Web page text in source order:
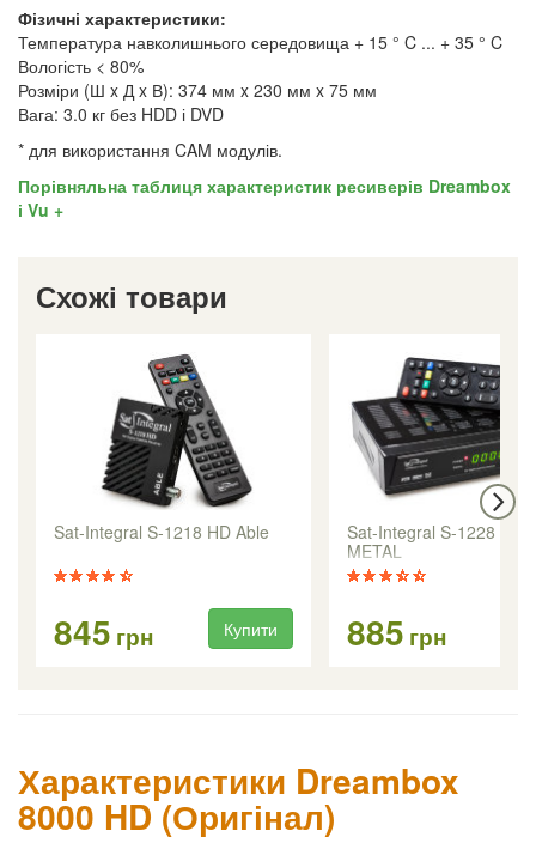
Фізичні характеристики:
Температура навколишнього середовища + 15 ° C ... + 35 ° C
Вологість < 80%
Розміри (Ш x Д x В): 374 мм x 230 мм x 75 мм
Вага: 3.0 кг без HDD і DVD
* для використання CAM модулів.
Порівняльна таблиця характеристик ресиверів Dreambox
і Vu +
Схожі товари
Sat-Integral S-1218 HD Able
845 грн Купити
Sat-Integral S-1228 HD
METAL
885 грн
Характеристики Dreambox
8000 HD (Оригінал)